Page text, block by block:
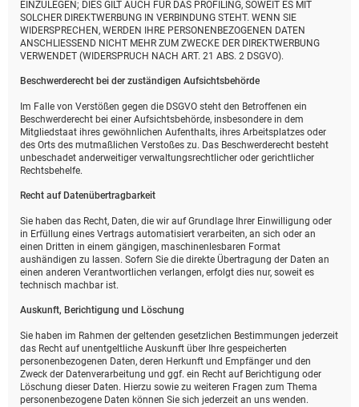
EINZULEGEN; DIES GILT AUCH FÜR DAS PROFILING, SOWEIT ES MIT
SOLCHER DIREKTWERBUNG IN VERBINDUNG STEHT. WENN SIE
WIDERSPRECHEN, WERDEN IHRE PERSONENBEZOGENEN DATEN
ANSCHLIESSEND NICHT MEHR ZUM ZWECKE DER DIREKTWERBUNG
VERWENDET (WIDERSPRUCH NACH ART. 21 ABS. 2 DSGVO).
Beschwerde­recht bei der zuständigen Aufsichts­behörde
Im Falle von Verstößen gegen die DSGVO steht den Betroffenen ein
Beschwerderecht bei einer Aufsichtsbehörde, insbesondere in dem
Mitgliedstaat ihres gewöhnlichen Aufenthalts, ihres Arbeitsplatzes oder
des Orts des mutmaßlichen Verstoßes zu. Das Beschwerderecht besteht
unbeschadet anderweitiger verwaltungsrechtlicher oder gerichtlicher
Rechtsbehelfe.
Recht auf Daten­übertrag­barkeit
Sie haben das Recht, Daten, die wir auf Grundlage Ihrer Einwilligung oder
in Erfüllung eines Vertrags automatisiert verarbeiten, an sich oder an
einen Dritten in einem gängigen, maschinenlesbaren Format
aushändigen zu lassen. Sofern Sie die direkte Übertragung der Daten an
einen anderen Verantwortlichen verlangen, erfolgt dies nur, soweit es
technisch machbar ist.
Auskunft, Berichtigung und Löschung
Sie haben im Rahmen der geltenden gesetzlichen Bestimmungen jederzeit
das Recht auf unentgeltliche Auskunft über Ihre gespeicherten
personenbezogenen Daten, deren Herkunft und Empfänger und den
Zweck der Datenverarbeitung und ggf. ein Recht auf Berichtigung oder
Löschung dieser Daten. Hierzu sowie zu weiteren Fragen zum Thema
personenbezogene Daten können Sie sich jederzeit an uns wenden.